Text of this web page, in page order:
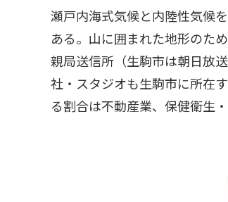
瀬戸内海式気候と内陸性気候
ある。山に囲まれた地形のた
親局送信所（生駒市は朝日放
社・スタジオも生駒市に所在
る割合は不動産業、保健衛生